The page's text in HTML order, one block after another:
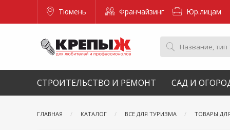
Тюмень Франчайзинг Юр.лицам
СТРОИТЕЛЬСТВО И РЕМОНТ САД И
ГЛАВНАЯ КАТАЛОГ ВСЕ ДЛЯ ТУРИЗМА ТОВАРЫ